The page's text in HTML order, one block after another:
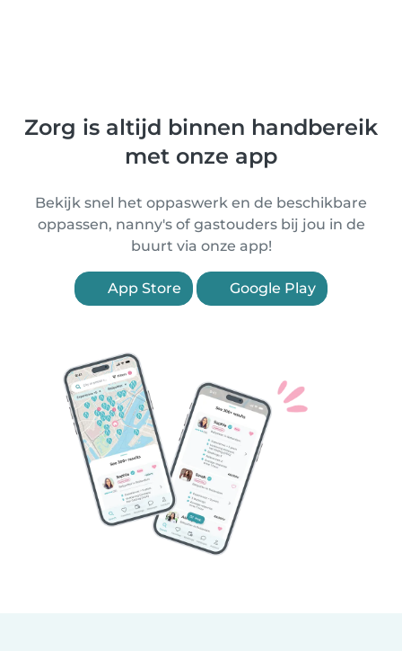
Zorg is altijd binnen handbereik
met onze app
Bekijk snel het oppaswerk en de beschikbare
oppassen, nanny's of gastouders bij jou in de
buurt via onze app!
App Store Google Play